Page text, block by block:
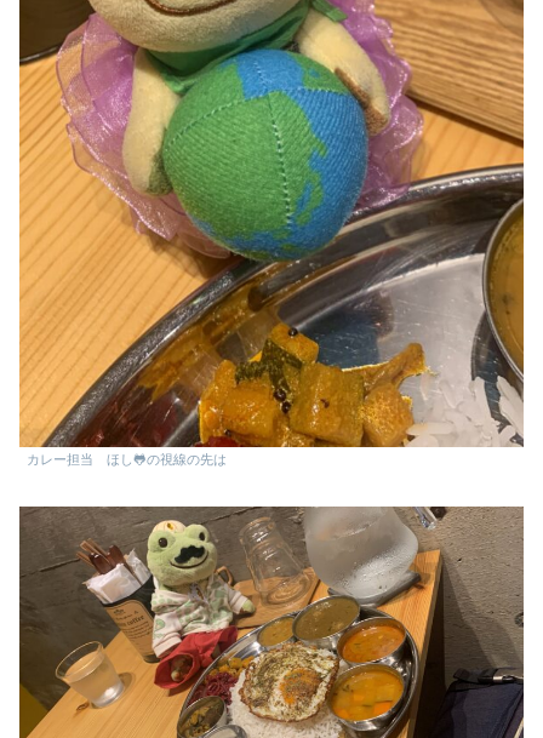
カレー担当 ほし🐸の視線の先は